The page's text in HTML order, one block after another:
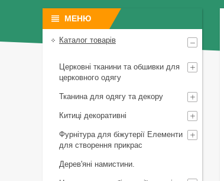
Каталог товарів
Церковні тканини та обшивки для
церковного одягу
Тканина для одягу та декору
Китиці декоративні
Фурнітура для біжутерії Елементи
для створення прикрас
Дерев'яні намистини.